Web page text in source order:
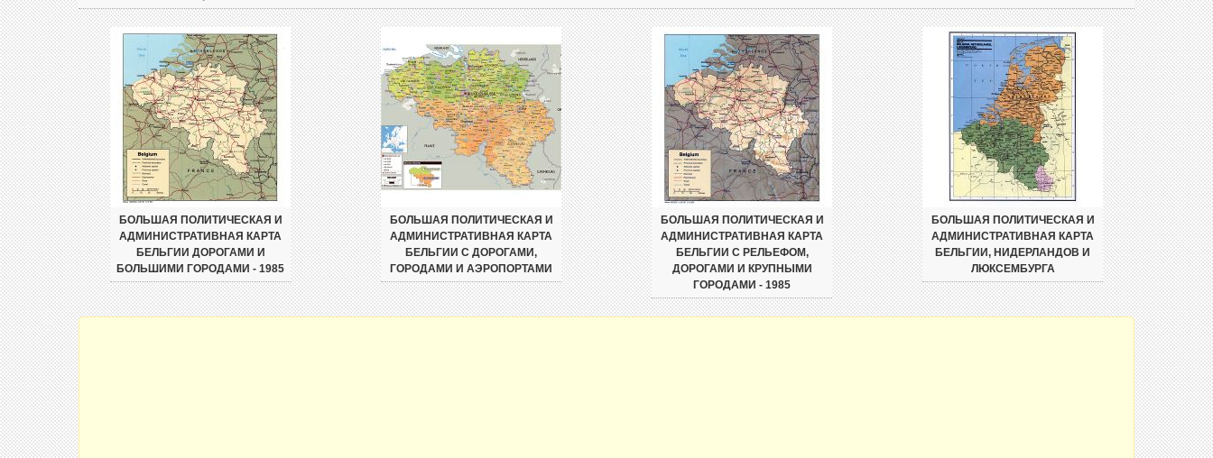
БОЛЬШАЯ ПОЛИТИЧЕСКАЯ И
АДМИНИСТРАТИВНАЯ КАРТА
БЕЛЬГИИ ДОРОГАМИ И
БОЛЬШИМИ ГОРОДАМИ - 1985
БОЛЬШАЯ ПОЛИТИЧЕСКАЯ И
АДМИНИСТРАТИВНАЯ КАРТА
БЕЛЬГИИ С ДОРОГАМИ,
ГОРОДАМИ И АЭРОПОРТАМИ
БОЛЬШАЯ ПОЛИТИЧЕСКАЯ И
АДМИНИСТРАТИВНАЯ КАРТА
БЕЛЬГИИ С РЕЛЬЕФОМ,
ДОРОГАМИ И КРУПНЫМИ
ГОРОДАМИ - 1985
БОЛЬШАЯ ПОЛИТИЧЕСКАЯ И
АДМИНИСТРАТИВНАЯ КАРТА
БЕЛЬГИИ, НИДЕРЛАНДОВ И
ЛЮКСЕМБУРГА